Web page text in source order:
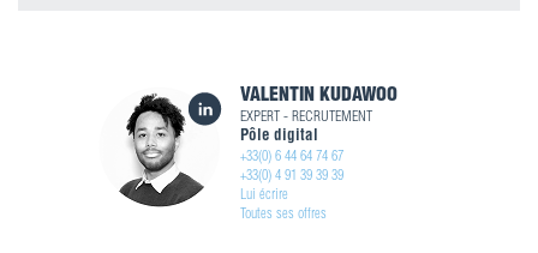
VALENTIN KUDAWOO
EXPERT - RECRUTEMENT
Pôle digital
+33(0) 6 44 64 74 67
+33(0) 4 91 39 39 39
Lui écrire
Toutes ses offres